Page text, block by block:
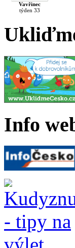
Vavřinec
týden 33
Info